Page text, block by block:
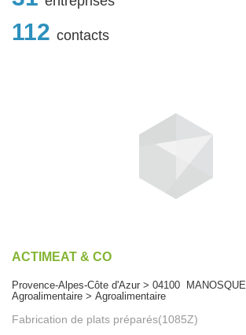
112 contacts
ACTIMEAT & CO
Provence-Alpes-Côte d'Azur > 04100 MANOSQUE
Agroalimentaire > Agroalimentaire
Fabrication de plats préparés(1085Z)